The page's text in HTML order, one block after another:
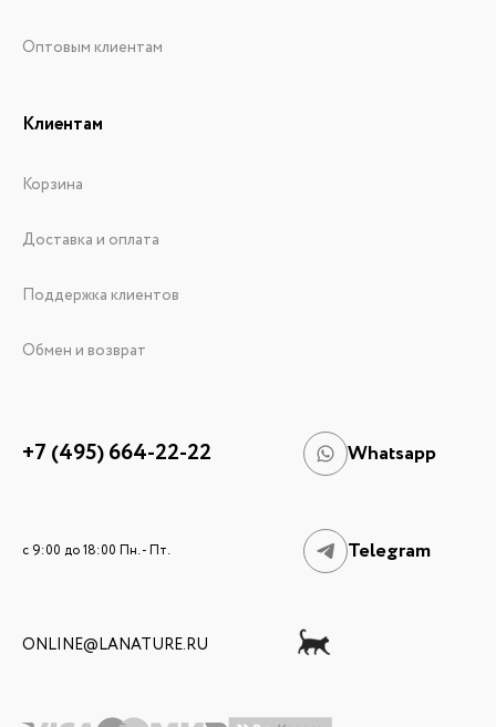
Оптовым клиентам
Клиентам
Корзина
Доставка и оплата
Поддержка клиентов
Обмен и возврат
+7 (495) 664-22-22 Whatsapp
c 9:00 до 18:00 Пн. - Пт. Telegram
ONLINE@LANATURE.RU